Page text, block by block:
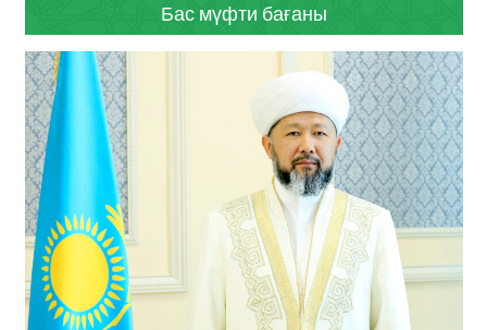
Бас мүфти бағаны